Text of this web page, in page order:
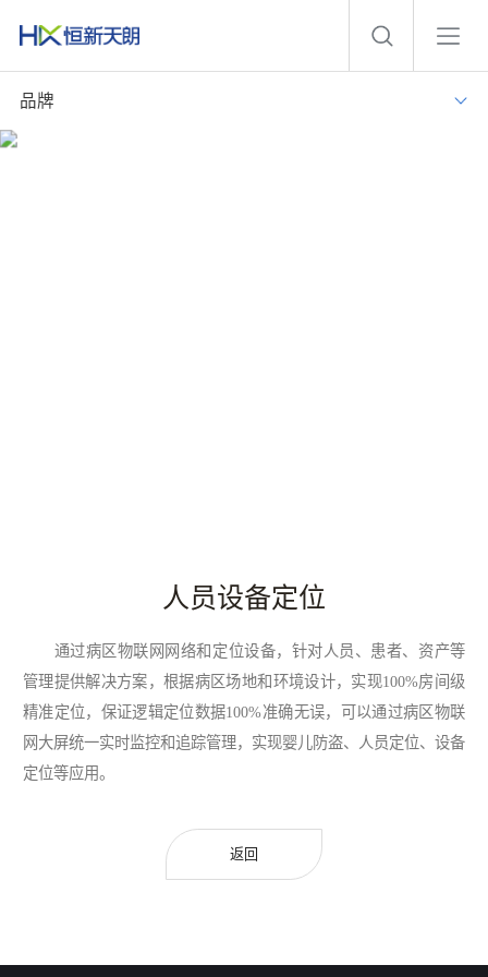
品牌
人员设备定位
通过病区物联网网络和定位设备，针对人员、患者、资产等
管理提供解决方案，根据病区场地和环境设计，实现100%房间级
精准定位，保证逻辑定位数据100%准确无误，可以通过病区物联
网大屏统一实时监控和追踪管理，实现婴儿防盗、人员定位、设备
定位等应用。
返回